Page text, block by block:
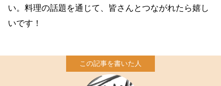
い。料理の話題を通じて、皆さんとつながれたら嬉し
いです！